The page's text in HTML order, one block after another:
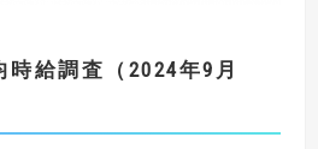
時給調査（ 2024年9 月